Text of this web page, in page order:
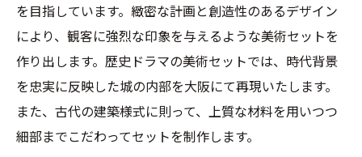
を目指しています。緻密な計画と創造性のあるデザイン
により、観客に強烈な印象を与えるような美術セットを
作り出します。歴史ドラマの美術セットでは、時代背景
を忠実に反映した城の内部を大阪にて再現いたします。
また、古代の建築様式に則って、上質な材料を用いつつ
細部までこだわってセットを制作します。